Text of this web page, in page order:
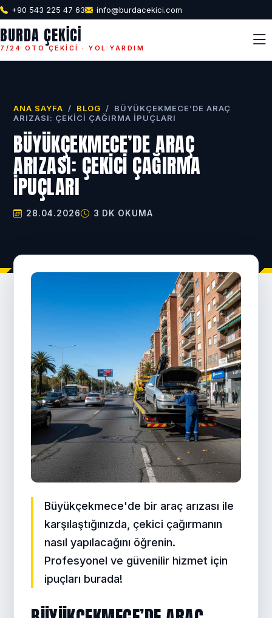
+90 543 225 47 63 info@burdacekici.com
BURDA ÇEKICI
7/24 OTO ÇEKICI · YOL YARDIM
ANA SAYFA / BLOG / BÜYÜKÇEKMECE’DE ARAÇ
ARIZASI: ÇEKICI ÇAĞIRMA İPUÇLARI
BÜYÜKÇEKMECE’DE ARAÇ
ARIZASI: ÇEKICI ÇAĞIRMA
İPUÇLARI
28.04.2026 3 DK OKUMA
Büyükçekmece'de bir araç arızası ile
karşılaştığınızda, çekici çağırmanın
nasıl yapılacağını öğrenin.
Profesyonel ve güvenilir hizmet için
ipuçları burada!